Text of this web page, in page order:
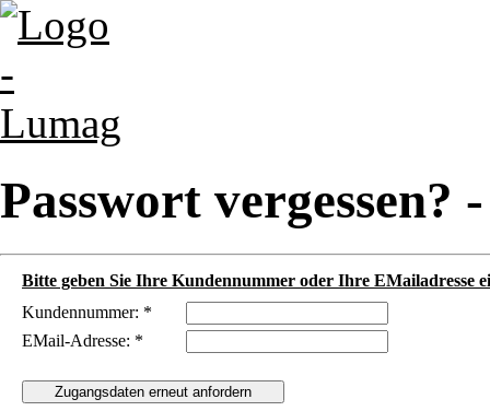
Passwort vergessen?
Bitte geben Sie Ihre Kundennummer oder Ihre EMailadresse
Kundennummer: *
EMail-Adresse: *